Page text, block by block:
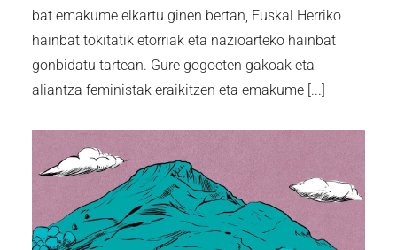
bat emakume elkartu ginen bertan, Euskal Herriko
hainbat tokitatik etorriak eta nazioarteko hainbat
gonbidatu tartean. Gure gogoeten gakoak eta
aliantza feministak eraikitzen eta emakume [...]